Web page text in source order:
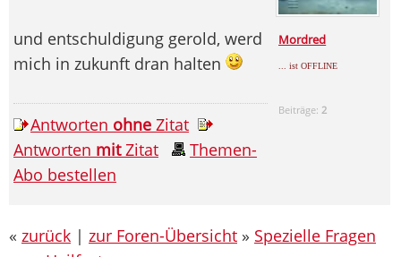
Mordred
... ist OFFLINE
Beiträge:2
und entschuldigung gerold, werd
mich in zukunft dran halten
Antworten ohne Zitat
Antworten mitZitat
Themen-
Abo bestellen
« zurück | zur Foren-Übersicht » Spezielle Fragen